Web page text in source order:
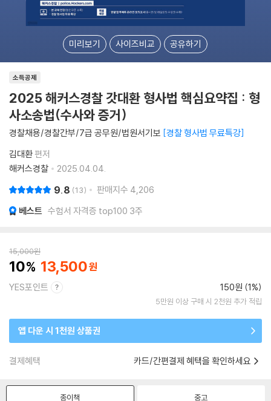
미리보기 사이즈비교 공유하기
소득공제
2025 해커스경찰 갓대환 형사법 핵심요약집 : 형
사소송법(수사와 증거)
경찰채용/경찰간부/7급 공무원/법원서기보 경찰 형사법 무료특강
김대환편저
해커스경찰
2025.04.04.
9.8 13 판매지수 4,206
베스트 수험서 자격증 top100 3주
15,000원
10 13,500
YES포인트 150원 (1%)
5만원 이상 구매 시 2천원 추가 적립
앱 다운 시 1천원 상품권
결제혜택 카드/간편결제 혜택을 확인하세요
종이책 중고